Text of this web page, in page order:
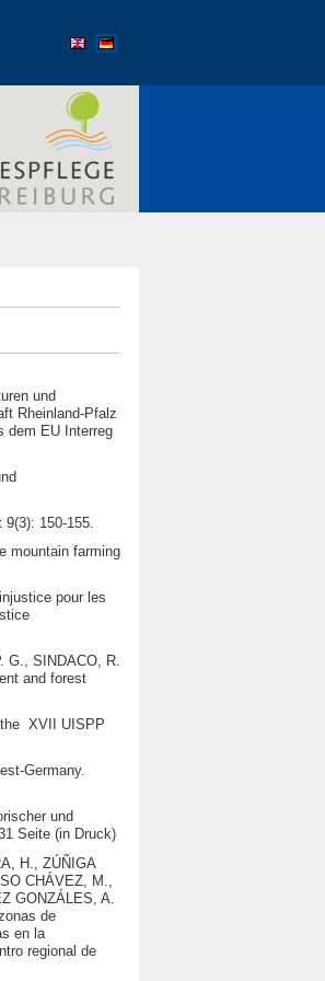
und
Rheinland-Pfalz
dem EU Interreg
150-155.
mountain farming
pour les
G., SINDACO, R.
and forest
the XVII UISPP
Germany.
und
Seite (in Druck)
H., ZÚÑIGA
CHÁVEZ, M.,
GONZÁLES, A.
de
en la
regional de